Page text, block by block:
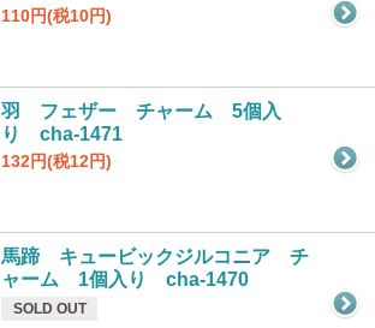
110円(税10円)
羽 フェザー チャーム 5個入
り cha-1471
132円(税12円)
馬蹄 キュービックジルコニア チ
ャーム 1個入り cha-1470
SOLD OUT